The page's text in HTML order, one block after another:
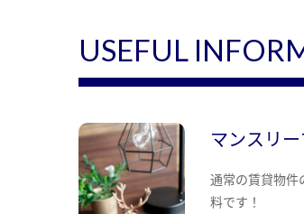
USEFUL
マンスリ
通常の賃貸物件
料です！